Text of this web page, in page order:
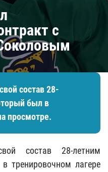
с
состав 28-
был в
просмотре.
состав 28-летним
тренировочном лагере